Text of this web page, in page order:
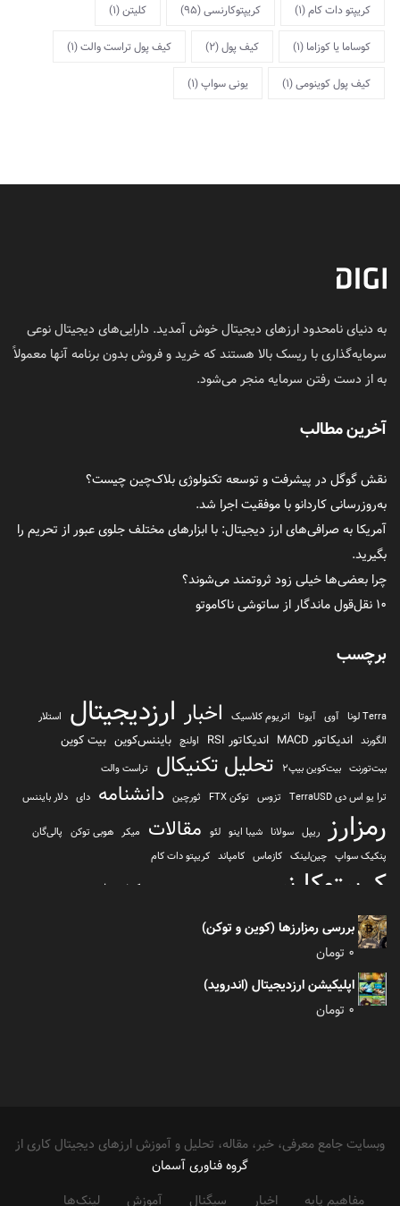
کریپتو دات کام(1) کریپتوکارنسی(95) کلیتن(1)
کوساما یا کوزاما (1) کیف پول(2) کیف پول تراست والت(1)
کیف پول کوینومی(1) یونی سواپ(1)
به دنیای نامحدود ارزهای دیجیتال خوش آمدید. دارایی‌های دیجیتال نوعی
سرمایه‌گذاری با ریسک بالا هستند که خرید و فروش بدون برنامه آنها معمولاً
به از دست رفتن سرمایه منجر می‌شود.
آخرین مطالب
نقش گوگل در پیشرفت و توسعه تکنولوژی بلاک‌چین چیست؟
به‌روزرسانی کاردانو با موفقیت اجرا شد.
آمریکا به صرافی‌های ارز دیجیتال: با ابزارهای مختلف جلوی عبور از تحریم را
بگیرید.
چرا بعضی‌ها خیلی زود ثروتمند می‌شوند؟
۱۰ نقل‌قول ماندگار از ساتوشی ناکاموتو
برچسب
Terra لونا آوی آیوتا اتریوم کلاسیک اخبار ارزدیجیتال
استلار
الگورند اندیکاتور MACD اندیکاتور RSI اولنچ بایننس‌کوین بیت کوین
بیت‌تورنت بیت‌کوین بیپ2 تحلیل تکنیکال
تراست والت
ترا یو اس دی TerraUSD
تزوس توکن FTX ثورچین دانشنامه دای دلار بایننس
رمزارز ریپل سولانا شیبا اینو لئو مقالات میکر هوبی توکن پالی‌گان
پنکیک سواپ چین‌لینک کازماس کامپاند کریپتو دات کام
کریپتوکارنسی کیف پول
کیف پول تراست والت
بررسی رمزارزها (کوین و توکن)
0 تومان
اپلیکیشن ارزدیجیتال (اندروید)
0 تومان
وبسایت جامع معرفی، خبر، مقاله، تحلیل و آموزش ارزهای دیجیتال کاری از
گروه فناوری آسمان
مفاهیم پایه
اخبار سیگنال آموزش لینک‌ها